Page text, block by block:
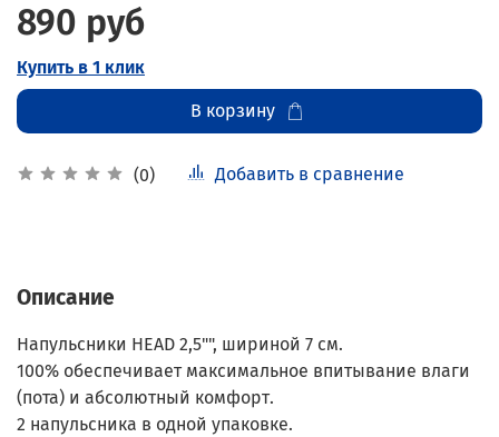
(0) Добавить в сравнение
890 руб
Купить в 1 клик
В корзину
Описание
Напульсники HEAD 2,5"", шириной 7 см.
100% обеспечивает максимальное впитывание влаги
(пота) и абсолютный комфорт.
2 напульсника в одной упаковке.